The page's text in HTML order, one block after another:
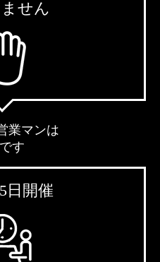
せん
業マンは
す
日開催